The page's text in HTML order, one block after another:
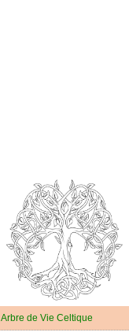
Arbre de Vie Celtique